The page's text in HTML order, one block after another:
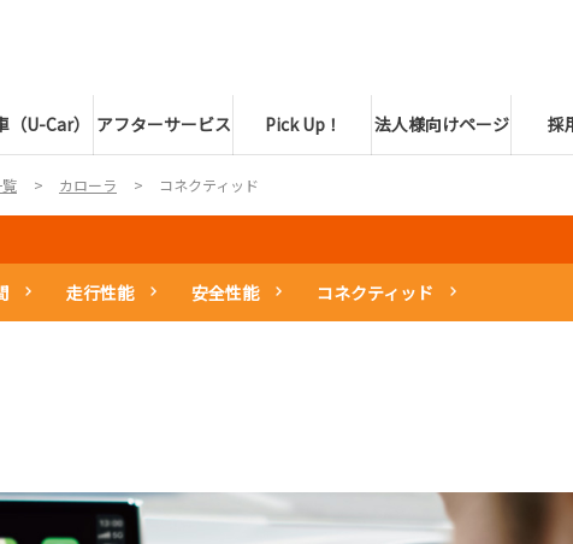
（U-Car） アフターサービス Pick Up！ 法人様向けページ 採
カローラ コネクティッド
走行性能 安全性能 コネクティッド